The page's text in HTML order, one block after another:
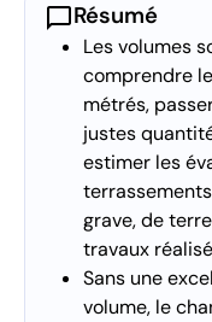
chat_bubbleRésumé
Les volumes
comprendre
métrés,
justes
estimer les
grave, de
travaux
Sans une
volume, le